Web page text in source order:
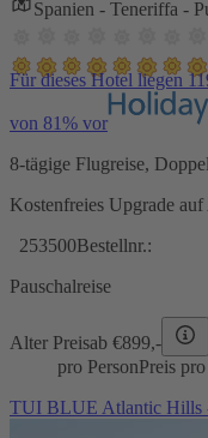
Spanien - Teneriffa -
Für dieses Hotel liegen
von 81% vor
8-tägige Flugreise,
Kostenfreies Upgrade
253500Bestellnr.:
Pauschalreise
Alter Preisab €899,-
pro PersonPreis
TUI BLUE Atlantic Hills